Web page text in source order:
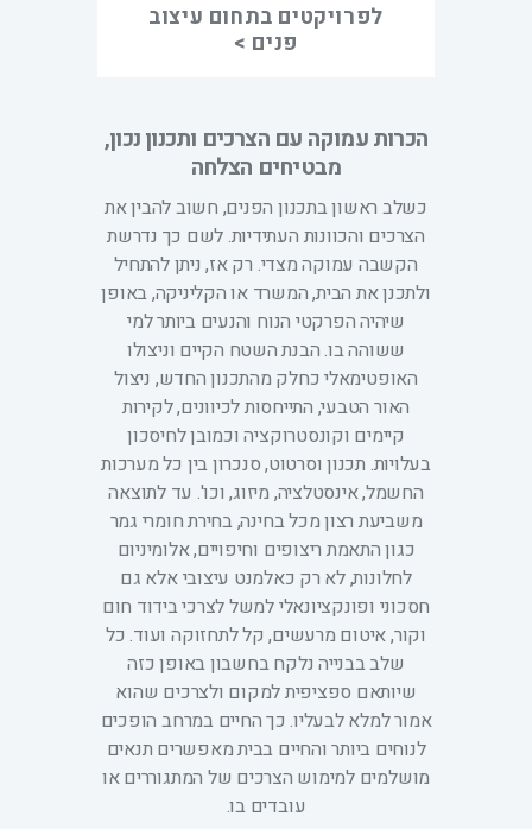
לפרויקטים בתחום עיצוב
פנים >
הכרות עמוקה עם הצרכים ותכנון נכון,
מבטיחים הצלחה
כשלב ראשון בתכנון הפנים, חשוב להבין את
הצרכים והכוונות העתידיות. לשם כך נדרשת
הקשבה עמוקה מצדי. רק אז, ניתן להתחיל
ולתכנן את הבית, המשרד או הקליניקה, באופן
שיהיה הפרקטי הנוח והנעים ביותר למי
ששוהה בו. הבנת השטח הקיים וניצולו
האופטימאלי כחלק מהתכנון החדש, ניצול
האור הטבעי, התייחסות לכיוונים, לקירות
קיימים וקונסטרוקציה וכמובן לחיסכון
בעלויות. תכנון וסרטוט, סנכרון בין כל מערכות
החשמל, אינסטלציה, מיזוג, וכו'. עד לתוצאה
משביעת רצון מכל בחינה, בחירת חומרי גמר
כגון התאמת ריצופים וחיפויים, אלומיניום
לחלונות, לא רק כאלמנט עיצובי אלא גם
חסכוני ופונקציונאלי למשל לצרכי בידוד חום
וקור, איטום מרעשים, קל לתחזוקה ועוד. כל
שלב בבנייה נלקח בחשבון באופן כזה
שיותאם ספציפית למקום ולצרכים שהוא
אמור למלא לבעליו. כך החיים במרחב הופכים
לנוחים ביותר והחיים בבית מאפשרים תנאים
מושלמים למימוש הצרכים של המתגוררים או
עובדים בו.